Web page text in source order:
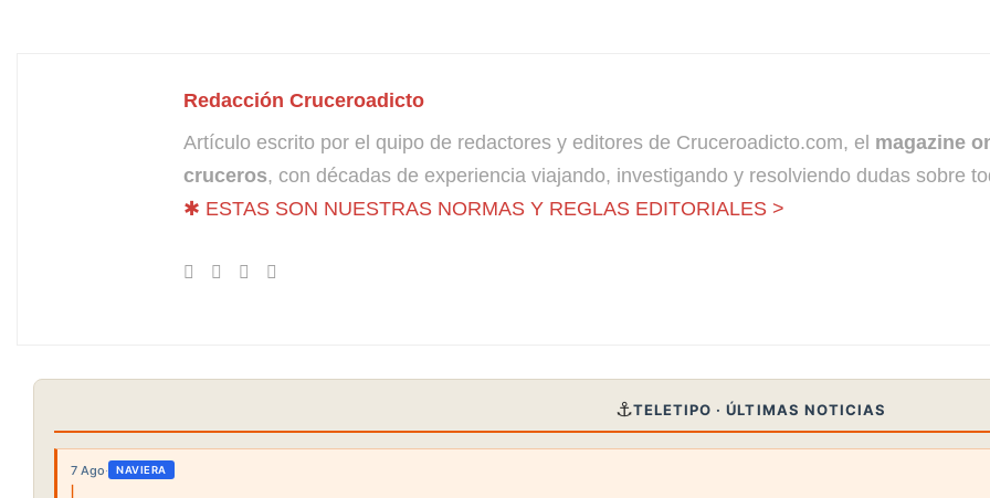
Redacción Cruceroadicto
Artículo escrito por el quipo de redactores y editores de Cruceroadicto.com, el magazine
cruceros, con décadas de experiencia viajando, investigando y resolviendo dudas sobre
✱ ESTAS SON NUESTRAS NORMAS Y REGLAS EDITORIALES >
⚓TELETIPO · ÚLTIMAS NOTICIAS
7 Ago· NAVIERA